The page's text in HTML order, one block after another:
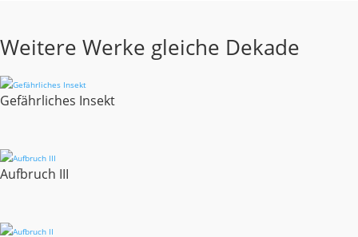
Weitere Werke gleiche Dekade
Gefährliches Insekt
Aufbruch III